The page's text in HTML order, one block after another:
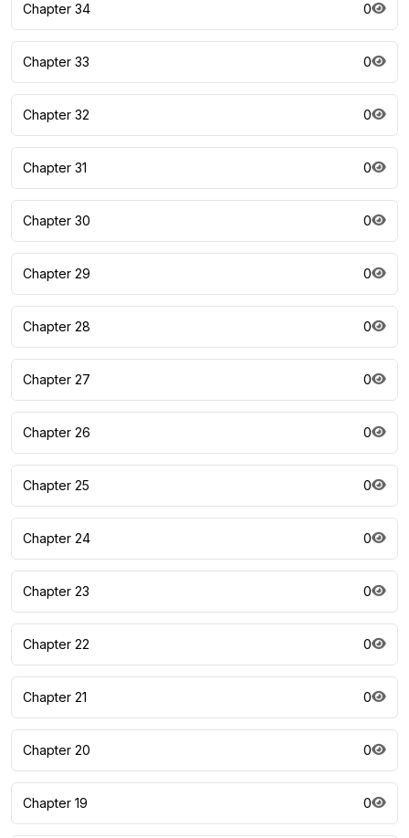
Chapter 34 0
Chapter 33 0
Chapter 32 0
Chapter 31 0
Chapter 30 0
Chapter 29 0
Chapter 28 0
Chapter 27 0
Chapter 26 0
Chapter 25 0
Chapter 24 0
Chapter 23 0
Chapter 22 0
Chapter 21 0
Chapter 20 0
Chapter 19 0